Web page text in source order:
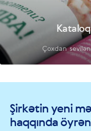
Çoxdan
Şirkətin yeni
haqqında